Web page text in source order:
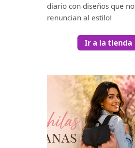
diario con diseños que no
renuncian al estilo!
Ir a la tienda